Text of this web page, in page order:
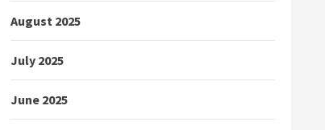
August 2025
July 2025
June 2025